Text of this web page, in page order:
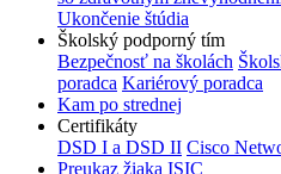
Ukončenie štúdia
Školský podporný tím
Bezpečnosť na školách
poradca Kariérový poradca
Kam po strednej
Certifikáty
DSD I a DSD II Cisco
Preukaz žiaka ISIC